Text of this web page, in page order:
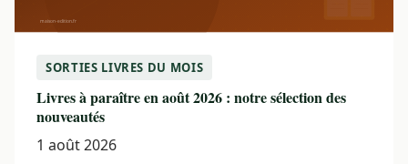
SORTIES LIVRES DU MOIS
Livres à paraître en août 2026 : notre sélection des
nouveautés
1 août 2026